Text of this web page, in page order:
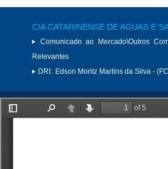
CIA CATARINENSE DE AGUAS E
Comunicado ao Mercado\Outros
Relevantes
DRI: Edson Moritz Martins da Silva -